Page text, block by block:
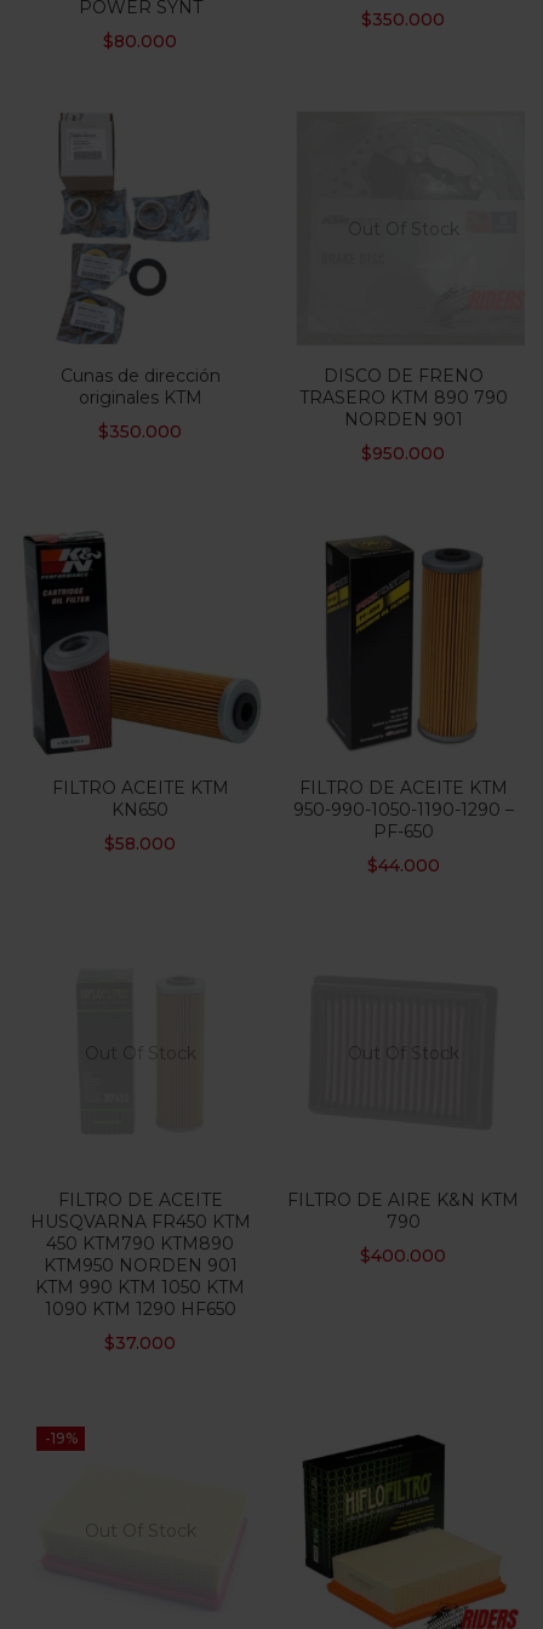
POWER SYNT
$80.000
$350.000
Cunas de dirección
originales KTM
$350.000
Out Of Stock
DISCO DE FRENO
TRASERO KTM 890 790
NORDEN 901
$950.000
FILTRO ACEITE KTM
KN650
$58.000
FILTRO DE ACEITE KTM
950-990-1050-1190-1290 –
PF-650
$44.000
FILTRO DE ACEITE
HUSQVARNA FR450 KTM
450 KTM790 KTM890
KTM950 NORDEN 901
KTM 990 KTM 1050 KTM
1090 KTM 1290 HF650
$37.000
FILTRO DE AIRE K&N KTM
790
$400.000
-19%
Out Of Stock